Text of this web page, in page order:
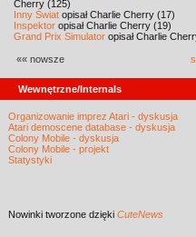
Cherry (125)
Inny Świat opisał Charlie Cherry (17)
Inspektor opisał Charlie Cherry (19)
Grand Prix Simulator opisał Charlie
«« nowsze
Wewnętrzne/Internals
Organizowanie imprez Atari - dyskusja
Atari demoscene database - dyskusja
Colony Mobile - dyskusja
Colony Mobile - projekt
Statystyki
Nowinki tworzone dzięki CuteNews